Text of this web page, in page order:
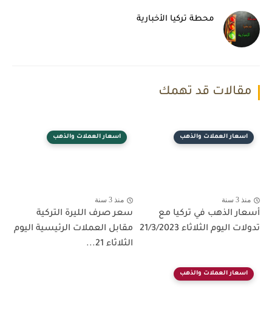
محطة تركيا الأخبارية
مقالات قد تهمك
اسعار العملات والذهب
منذ 3 سنة
أسعار الذهب في تركيا مع
تدولات اليوم الثلاثاء 21/3/2023
اسعار العملات والذهب
منذ 3 سنة
سعر صرف الليرة التركية
مقابل العملات الرئيسية اليوم
الثلاثاء 21...
اسعار العملات والذهب